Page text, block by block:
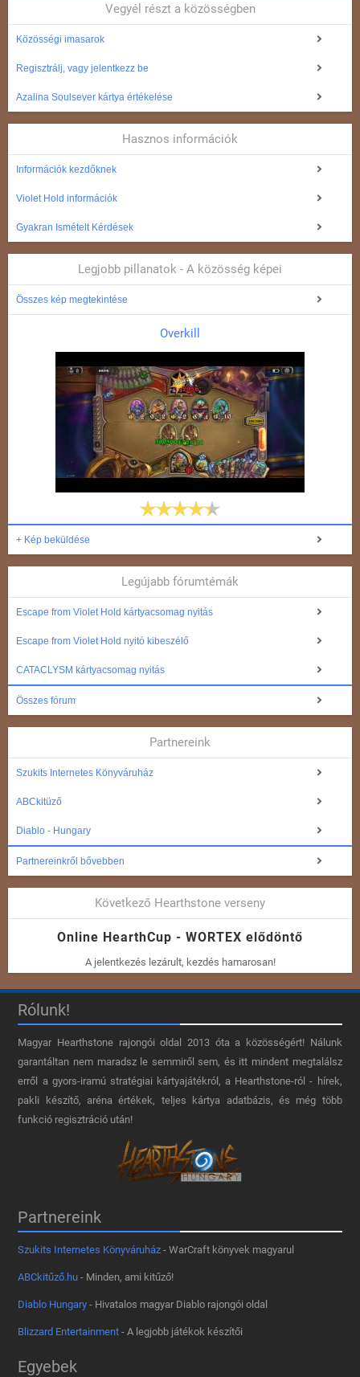
Vegyél részt a közösségben
Közösségi imasarok
Regisztrálj, vagy jelentkezz be
Azalina Soulsever kártya értékelése
Hasznos információk
Információk kezdőknek
Violet Hold információk
Gyakran Ismételt Kérdések
Legjobb pillanatok - A közösség képei
Összes kép megtekintése
Overkill
+ Kép beküldése
Legújabb fórumtémák
Escape from Violet Hold kártyacsomag nyitás
Escape from Violet Hold nyitó kibeszélő
CATACLYSM kártyacsomag nyitás
Összes fórum
Partnereink
Szukits Internetes Könyváruház
ABCkitüző
Diablo - Hungary
Partnereinkről bővebben
Következő Hearthstone verseny
Online HearthCup - WORTEX elődöntő
A jelentkezés lezárult, kezdés hamarosan!
Rólunk!
Magyar Hearthstone​ rajongói oldal 2013 óta a közösségért! Nálunk
garantáltan nem maradsz le semmiről sem, és itt mindent megtalálsz
erről a gyors-iramú stratégiai kártyajátékról, a Hearthstone-ról - hírek,
pakli készítő, aréna értékek, teljes kártya adatbázis, és még több
funkció regisztráció után!
Partnereink
Szukits Internetes Könyváruház - WarCraft könyvek magyarul
ABCkitűző.hu - Minden, ami kitűző!
Diablo Hungary - Hivatalos magyar Diablo rajongói oldal
Blizzard Entertainment - A legjobb játékok készítői
Egyebek